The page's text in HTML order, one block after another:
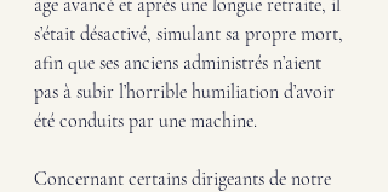
âge avancé et après une longue retraite, il
s’était désactivé, simulant sa propre mort,
afin que ses anciens administrés n’aient
pas à subir l’horrible humiliation d’avoir
été conduits par une machine.
Concernant certains dirigeants de notre